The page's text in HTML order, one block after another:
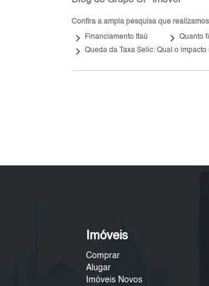
Confira a ampla pesquisa que
keyboard_arrow_right Financiamento Itaú keyboard_arrow_right Quanto
keyboard_arrow_right Queda da Taxa Selic: Qual o
Imóveis
Comprar
Alugar
Imóveis Novos